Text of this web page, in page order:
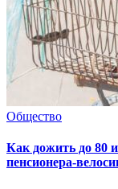
Общество
Как дожить до 80
пенсионера-